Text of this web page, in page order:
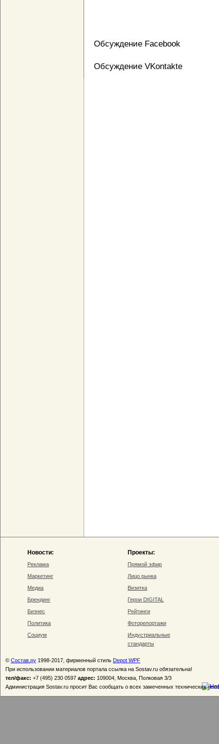
Обсуждение Facebook
Обсуждение VKontakte
Новости:
Реклама
Маркетинг
Медиа
Брендинг
Бизнес
Политика
Социум
Проекты:
Прямой эфир
Лицо рынка
Визитка
Герои DIGITAL
Рейтинги
Фоторепортажи
Индустриальные
стандарты
© Состав.ру 1998-2017, фирменный стиль Depot WPF
При использовании материалов портала ссылка на Sostav.ru обязательна!
тел/факс: +7 (495) 230 0597 адрес: 109004, Москва, Полковая 3/3
Администрация Sostav.ru просит Вас сообщать о всех замеченных технических